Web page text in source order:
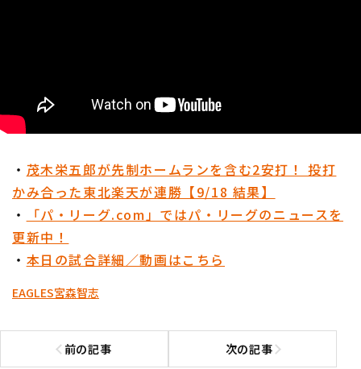
・ 茂木栄五郎が先制ホームランを含む2安打！ 投打
かみ合った東北楽天が連勝【9/18 結果】
・
「パ・リーグ.com」ではパ・リーグのニュースを
更新中！
・ 本日の試合詳細／動画はこちら
EAGLES宮森智志
前の記事
前の記事へ 次の記事次の記事へ